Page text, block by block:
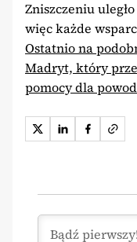
Zniszczeniu
więc każde
Ostatnio na
Madryt, który
pomocy dla